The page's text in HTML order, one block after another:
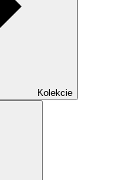
Kolekcie